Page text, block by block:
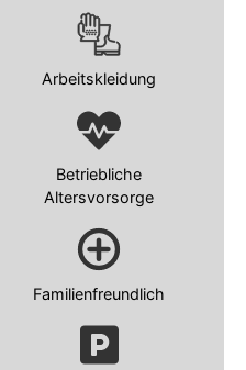
Arbeitskleidung
Betriebliche
Altersvorsorge
Familienfreundlich